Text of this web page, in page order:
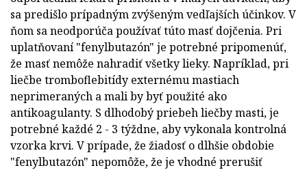
sa predišlo prípadným zvýšeným vedľajších účinkov. V
ňom sa neodporúča používať túto masť dojčenia. Pri
uplatňovaní "fenylbutazón" je potrebné pripomenúť,
že masť nemôže nahradiť všetky lieky. Napríklad, pri
liečbe tromboflebitídy externému mastiach
neprimeraných a mali by byť použité ako
antikoagulanty. S dlhodobý priebeh liečby masti, je
potrebné každé 2 - 3 týždne, aby vykonala kontrolná
vzorka krvi. V prípade, že žiadosť o dlhšie obdobie
"fenylbutazón" nepomôže, že je vhodné prerušiť